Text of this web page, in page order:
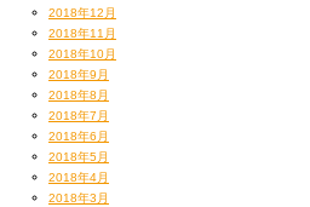
2018年12月
2018年11月
2018年10月
2018年9月
2018年8月
2018年7月
2018年6月
2018年5月
2018年4月
2018年3月